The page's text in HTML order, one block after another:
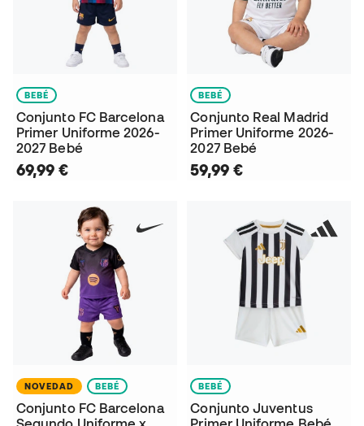
BEBÉ
Conjunto FC Barcelona
Primer Uniforme 2026-
2027 Bebé
69,99 €
BEBÉ
Conjunto Real Madrid
Primer Uniforme 2026-
2027 Bebé
59,99 €
NOVEDAD BEBÉ
Conjunto FC Barcelona
BEBÉ
Conjunto Juventus